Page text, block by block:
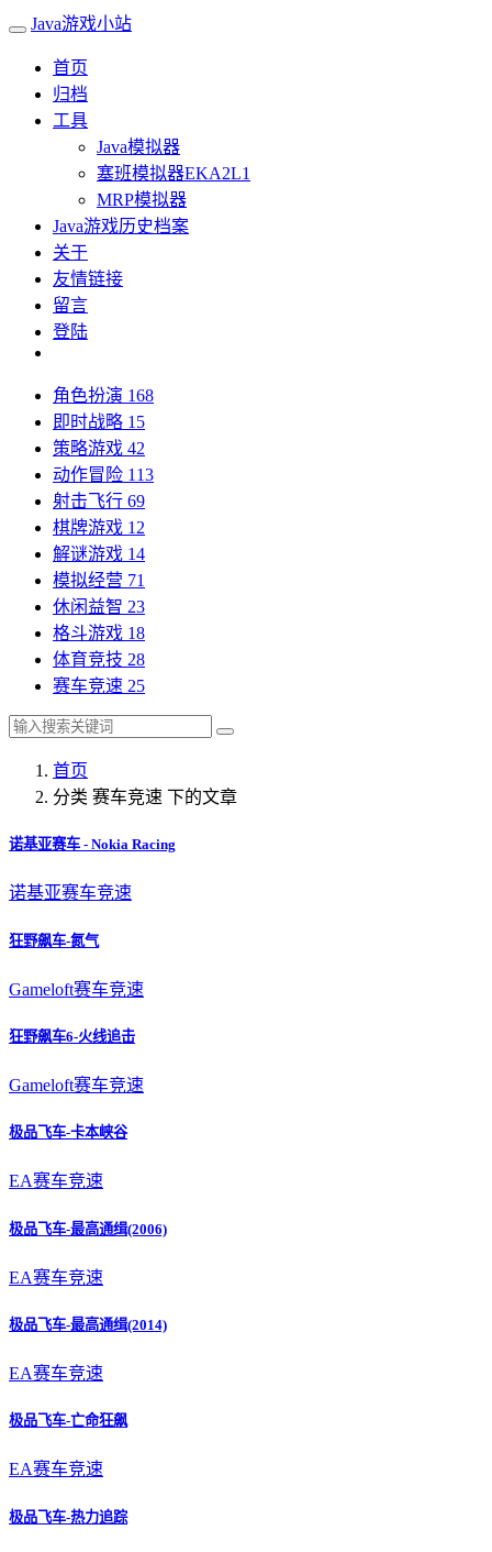
Java游戏小站
首页
归档
工具
Java模拟器
塞班模拟器EKA2L1
MRP模拟器
Java游戏历史档案
关于
友情链接
留言
登陆
角色扮演 168
即时战略 15
策略游戏 42
动作冒险 113
射击飞行 69
棋牌游戏 12
解谜游戏 14
模拟经营 71
休闲益智 23
格斗游戏 18
体育竞技 28
赛车竞速 25
首页
分类 赛车竞速 下的文章
诺基亚赛车 - Nokia Racing
诺基亚赛车竞速
狂野飙车-氮气
Gameloft赛车竞速
狂野飙车6-火线追击
Gameloft赛车竞速
极品飞车-卡本峡谷
EA赛车竞速
极品飞车-最高通缉(2006)
EA赛车竞速
极品飞车-最高通缉(2014)
EA赛车竞速
极品飞车-亡命狂飙
EA赛车竞速
极品飞车-热力追踪